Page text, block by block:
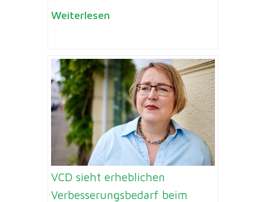
Weiterlesen
VCD sieht erheblichen
Verbesserungsbedarf beim